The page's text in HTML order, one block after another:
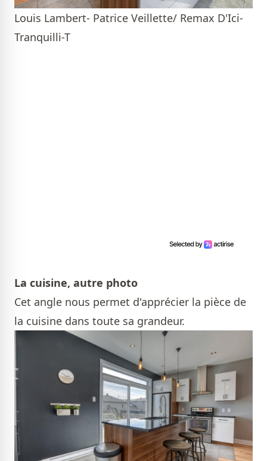
Louis Lambert- Patrice Veillette/ Remax D'Ici-
Tranquilli-T
La cuisine, autre photo
Cet angle nous permet d'apprécier la pièce de
la cuisine dans toute sa grandeur.